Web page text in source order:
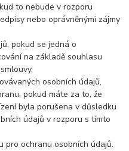
to nebude v rozporu
nebo oprávněnými zájmy
pokud se jedná o
na základě souhlasu
osobních údajů,
pokud máte za to, že
byla porušena v důsledku
údajů v rozporu s tímto
pro ochranu osobních údajů.